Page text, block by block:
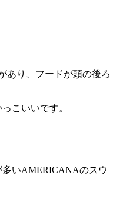
あり、フードが頭の後ろ
こいいです。
いAMERICANAのスウ